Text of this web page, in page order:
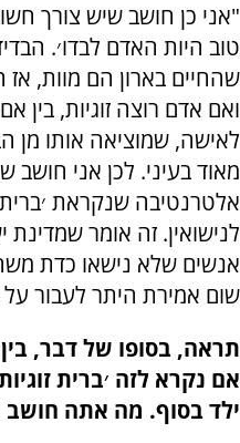
"אני כן חושב שיש צורך
טוב היות האדם לבדו׳.
שהחיים בארון הם מוות,
ואם אדם רוצה זוגיות, בין
לאישה, שמוציאה אותו מן
מאוד בעיני. לכן אני חושב
אלטרנטיבה שנקראת ׳ברית
לנישואין. זה אומר שמדינת
אנשים שלא נישאו כדת משה
שום אמירת היתר לעבור על
תראה, בסופו של דבר,
אם נקרא לזה ׳ברית
ילד בסוף. מה אתה חושב